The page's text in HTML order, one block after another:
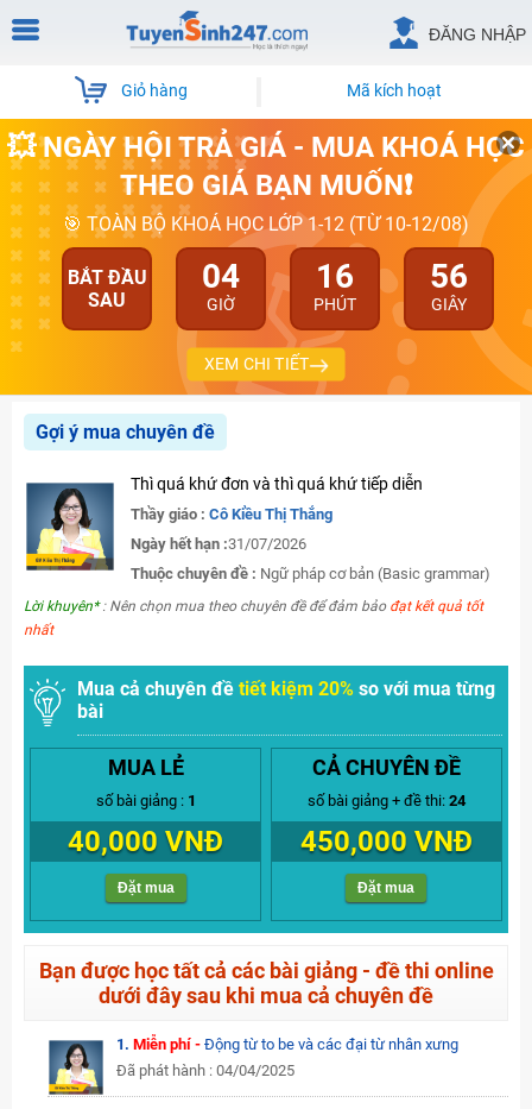
ĐĂNG NHẬP
Giỏ hàng Mã kích hoạt
💥 NGÀY HỘI TRẢ GIÁ - MUA KHOÁ HỌC
THEO GIÁ BẠN MUỐN❗
🎯 TOÀN BỘ KHOÁ HỌC LỚP 1-12 (TỪ 10-12/08)
BẮT ĐẦU
SAU
04
GIỜ
16
PHÚT
55
GIÂY
XEM CHI TIẾT
Gợi ý mua chuyên đề
Thì quá khứ đơn và thì quá khứ tiếp diễn
Thầy giáo : Cô Kiều Thị Thắng
Ngày hết hạn :31/07/2026
Thuộc chuyên đề : Ngữ pháp cơ bản (Basic grammar)
Lời khuyên*: Nên chọn mua theo chuyên đề để đảm bảo đạt kết quả tốt
nhất
Mua cả chuyên đề tiết kiệm 20% so với mua từng
bài
MUA LẺ
số bài giảng : 1
40,000 VNĐ
Đặt mua
CẢ CHUYÊN ĐỀ
số bài giảng + đề thi: 24
450,000 VNĐ
Đặt mua
Bạn được học tất cả các bài giảng - đề thi online
dưới đây sau khi mua cả chuyên đề
1. Miễn phí - Động từ to be và các đại từ nhân xưng
Đã phát hành : 04/04/2025